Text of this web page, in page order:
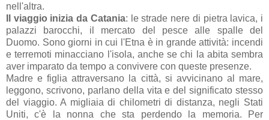
nell'altra.
Il viaggio inizia da Catania: le strade nere di pietra lavica, i
palazzi barocchi, il mercato del pesce alle spalle del
Duomo. Sono giorni in cui l'Etna è in grande attività: incendi
e terremoti minacciano l'isola, anche se chi la abita sembra
aver imparato da tempo a convivere con queste presenze.
Madre e figlia attraversano la città, si avvicinano al mare,
leggono, scrivono, parlano della vita e del significato stesso
del viaggio. A migliaia di chilometri di distanza, negli Stati
Uniti, c'è la nonna che sta perdendo la memoria. Per